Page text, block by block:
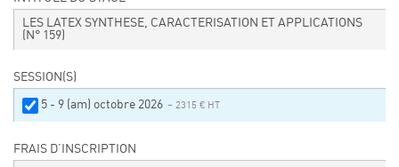
Nous choisir
LOCATION DE SALLES DE FORMATION
Accès
Événements
LES LATEX SYNTHESE, CARACTERISATION ET APPLICATIONS
(N° 159)
SESSION(S)
5 - 9 (am) octobre 2026 – 2315 € HT
FRAIS D’INSCRIPTION